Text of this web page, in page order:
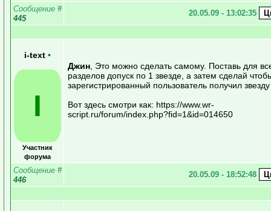
Сообщение #
445
20.05.09 - 13:02:35
i-text •
I
Участник
форума
Джин , Это можно сделать самому. Поставь для
разделов допуск по 1 звезде, а затем сделай
зарегистрированный пользователь получил звезду
Вот здесь смотри как: https://www.wr-
script.ru/forum/index.php?fid=1&id=014650
Сообщение #
446
20.05.09 - 18:52:48